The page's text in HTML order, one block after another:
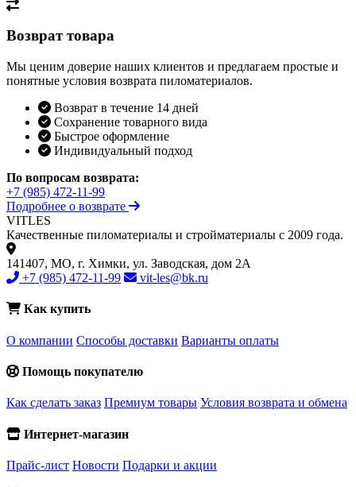
Возврат товара
Мы ценим доверие наших клиентов и предлагаем простые и
понятные условия возврата пиломатериалов.
Возврат в течение 14 дней
Сохранение товарного вида
Быстрое оформление
Индивидуальный подход
По вопросам возврата:
+7 (985) 472-11-99
Подробнее о возврате
VITLES
Качественные пиломатериалы и стройматериалы с 2009 года.
141407, МО, г. Химки, ул. Заводская, дом 2А
+7 (985) 472-11-99
vit-les@bk.ru
Как купить
О компании Способы доставки Варианты оплаты
Помощь покупателю
Как сделать заказ Премиум товары Условия возврата и обмена
Интернет-магазин
Прайс-лист Новости Подарки и акции